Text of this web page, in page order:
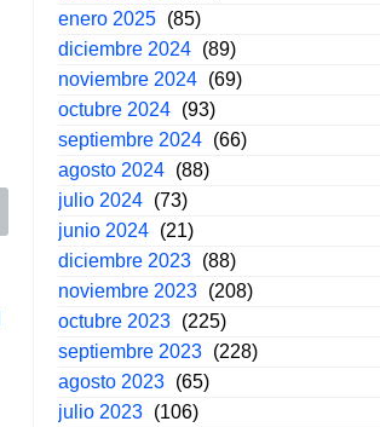
enero 2025 (85)
diciembre 2024 (89)
noviembre 2024 (69)
octubre 2024 (93)
septiembre 2024 (66)
agosto 2024 (88)
julio 2024 (73)
junio 2024 (21)
diciembre 2023 (88)
noviembre 2023 (208)
octubre 2023 (225)
septiembre 2023 (228)
agosto 2023 (65)
julio 2023 (106)